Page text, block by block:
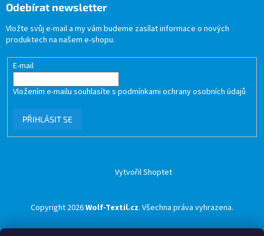
Odebírat newsletter
Vložte svůj e-mail a my vám budeme zasílat informace o nových
produktech na našem e-shopu.
E-mail
Vložením e-mailu souhlasíte s podmínkami ochrany osobních údajů
PŘIHLÁSIT SE
Vytvořil Shoptet
Copyright 2026Wolf-Textil.cz. Všechna práva vyhrazena.